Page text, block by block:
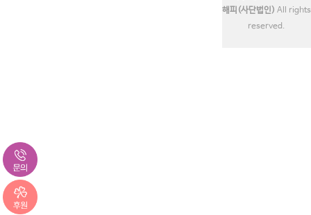
해피(사단법인) All rights
reserved.